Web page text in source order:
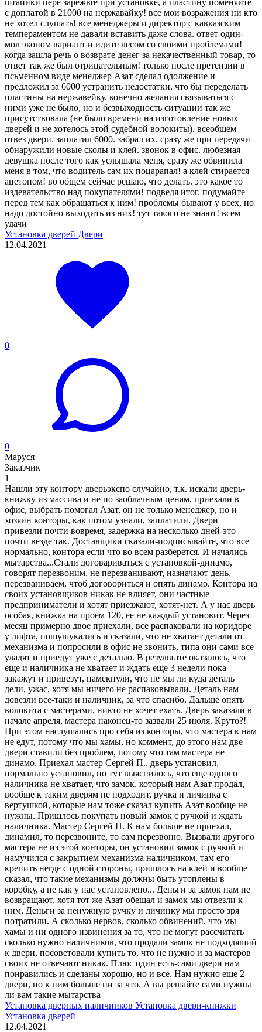
с доплатой в 21000 на нержавайку! все мои возражения ни кто
не хотел слушать! все менеджеры и директор с кавказским
темпераментом не давали вставить даже слова. ответ один-
мол эконом вариант и идите лесом со своими проблемами!
когда зашла речь о возврате денег за некачественный товар, то
ответ так же был отрицательным! только после претензии в
псьменном виде менеджер Азат сделал одолжение и
предложил за 6000 устранить недостатки, что бы переделать
пластины на нержавейку. конечно желания связываться с
ними уже не было, но и безвыходность ситуации так же
присутствовала (не было времени на изготовление новых
дверей и не хотелось этой судебной волокиты). всеобщем
отвез двери. заплатил 6000. забрал их. сразу же при передачи
обнаружили новые сколы и клей. звонок в офис. любезная
девушка после того как услышала меня, сразу же обвинила
меня в том, что водитель сам их поцарапал! а клей стирается
ацетоном! во общем сейчас решаю, что делать. это какое то
издевательство над покупателями! подведя итог. подумайте
перед тем как обращаться к ним! проблемы бывают у всех, но
надо достойно выходить из них! тут такого не знают! всем
удачи
Установка дверей Двери
12.04.2021
0
0
Маруся
Заказчик
1
Нашли эту контору дверьэкспо случайно, т.к. искали дверь-
книжку из массива и не по заоблачным ценам, приехали в
офис, выбрать помогал Азат, он не только менеджер, но и
хозяин конторы, как потом узнали, заплатили. Двери
привезли почти вовремя, задержка на несколько дней-это
почти везде так. Доставщики сказали-подписывайте, что все
нормально, контора если что во всем разберется. И начались
мытарства...Стали договариваться с установкой-динамо,
говорят перезвоним, не перезванивают, назначают день,
перезваниваем, чтоб договориться и опять динамо. Контора на
своих установщиков никак не влияет, они частные
предприниматели и хотят приезжают, хотят-нет. А у нас дверь
особая, книжка на проем 120, ее не каждый установит. Через
месяц примерно двое приехали, все распаковали на коридоре
у лифта, пошушукались и сказали, что не хватает детали от
механизма и попросили в офис не звонить, типа они сами все
уладят и приедут уже с деталью. В результате оказалось, что
еще и наличника не хватает и ждать еще 3 недели пока
закажут и привезут, намекнули, что не мы ли куда деталь
дели, ужас, хотя мы ничего не распаковывали. Деталь нам
довезли все-таки и наличник, за что спасибо. Дальше опять
волокита с мастерами, никто не хочет ехать. Дверь заказали в
начале апреля, мастера наконец-то зазвали 25 июля. Круто?!
При этом наслушались про себя из конторы, что мастера к нам
не едут, потому что мы хамы, но коммент, до этого нам две
двери ставили без проблем, потому что там мастера не
динамо. Приехал мастер Сергей П., дверь установил,
нормально установил, но тут выяснилось, что еще одного
наличника не хватает, что замок, который нам Азат продал,
вообще к таким дверям не подходит, ручка и личинка с
вертушкой, которые нам тоже сказал купить Азат вообще не
нужны. Пришлось покупать новый замок с ручкой и ждать
наличника. Мастер Сергей П. К нам больше не приехал,
динамил, то перезвоните, то сам перезвоню. Вызвали другого
мастера не из этой конторы, он установил замок с ручкой и
намучился с закрытием механизма наличником, там его
крепить негде с одной стороны, пришлось на клей и вообще
сказал, что такие механизмы должны быть утоплены в
коробку, а не как у нас установлено... Деньги за замок нам не
возвращают, хотя тот же Азат обещал и замок мы отвезли к
ним. Деньги за ненужную ручку и личинку мы просто зря
потратили. А сколько нервов, сколько обвинений, что мы
хамы и ни одного извинения за то, что не могут рассчитать
сколько нужно наличников, что продали замок не подходящий
к двери, посоветовали купить то, что не нужно и за мастеров
своих не отвечают никак. Плюс один есть-сами двери нам
понравились и сделаны хорошо, но и все. Нам нужно еще 2
двери, но к ним больше ни за что. А вы решайте сами нужны
ли вам такие мытарства
Установка дверных наличников Установка двери-книжки
Установка дверей
12.04.2021